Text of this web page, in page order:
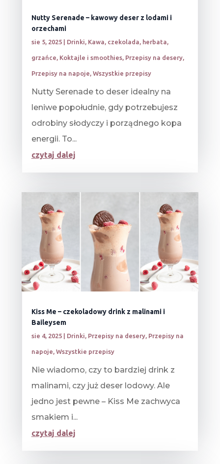
Nutty Serenade – kawowy deser z lodami i
orzechami
sie 5, 2025| Drinki Kawa, czekolada, herbata,
grzańce Koktajle i smoothies, Przepisy na desery,
Przepisy na napoje Wszystkie przepisy
Nutty Serenade to deser idealny na
leniwe popołudnie, gdy potrzebujesz
odrobiny słodyczy i porządnego kopa
energii. To...
czytaj dalej
Kiss Me – czekoladowy drink z malinami i
Baileysem
sie 4, 2025| Drinki, Przepisy na desery, Przepisy na
napoje, Wszystkie przepisy
Nie wiadomo, czy to bardziej drink z
malinami, czy już deser lodowy. Ale
jedno jest pewne – Kiss Me zachwyca
smakiem i...
czytaj dalej